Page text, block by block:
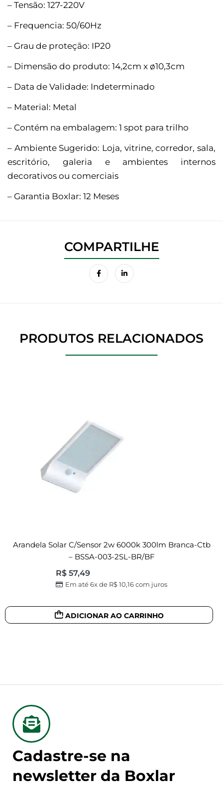
– Tensão: 127-220V
– Frequencia: 50/60Hz
– Grau de proteção: IP20
– Dimensão do produto: 14,2cm x ø10,3cm
– Data de Validade: Indeterminado
– Material: Metal
– Contém na embalagem: 1 spot para trilho
– Ambiente Sugerido: Loja, vitrine, corredor, sala,
escritório, galeria e ambientes internos
decorativos ou comerciais
– Garantia Boxlar: 12 Meses
PRODUTOS RELACIONADOS
Arandela Solar C/sensor 2w 6000k 300lm Branca-Ctb
– BSSA-003-2SL-BR/BF
R$ 57,49
Em até 6x de R$10,16com juros
ADICIONAR AO CARRINHO
Cadastre-se na
newsletter da Boxlar